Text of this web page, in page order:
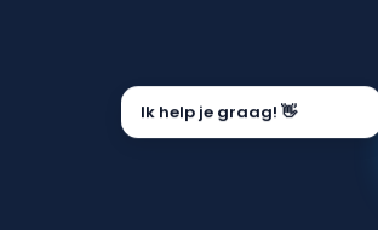
Ik help je graag! 👋